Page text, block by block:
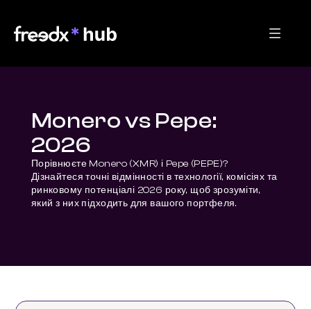
Monero vs Pepe:
2026
Порівнюєте Monero (XMR) і Pepe (PEPE)?
Дізнайтеся точні відмінності в технології, комісіях та
ринковому потенціалі 2026 року, щоб зрозуміти,
який з них підходить для вашого портфеля.